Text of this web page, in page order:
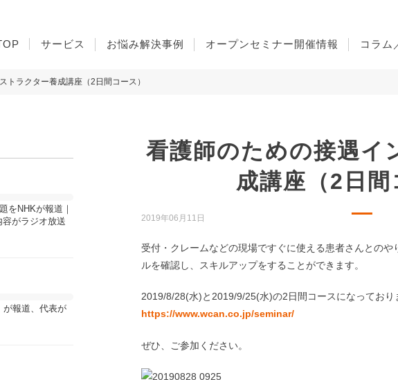
サービス お悩み解決事例 オープンセミナー開催情報 コラム
トラクター養成講座（2日間コース）
看護師のための接遇イ
成講座（2日間
2019年06月11日
受付・クレームなどの現場ですぐに使える患者さんとの
ルを確認し、スキルアップをすることができます。
2019/8/28(水)と2019/9/25(水)の2日間コースになっており
https://www.wcan.co.jp/seminar/
ぜひ、ご参加ください。
をNHKが報道｜
がラジオ放送
が報道、代表が